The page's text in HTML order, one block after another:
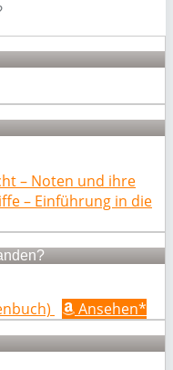
– Noten und ihre
– Einführung in die
Ansehen*